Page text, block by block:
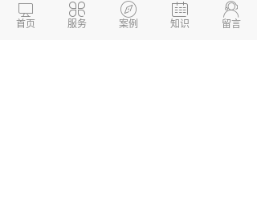
护，并给予用户和服务人员宝贵的信任。

首页

服务

案例

知识

留言